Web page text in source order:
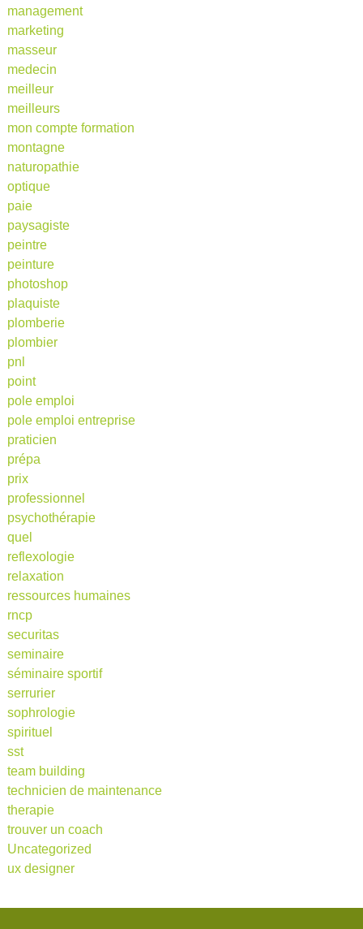
management
marketing
masseur
medecin
meilleur
meilleurs
mon compte formation
montagne
naturopathie
optique
paie
paysagiste
peintre
peinture
photoshop
plaquiste
plomberie
plombier
pnl
point
pole emploi
pole emploi entreprise
praticien
prépa
prix
professionnel
psychothérapie
quel
reflexologie
relaxation
ressources humaines
rncp
securitas
seminaire
séminaire sportif
serrurier
sophrologie
spirituel
sst
team building
technicien de maintenance
therapie
trouver un coach
Uncategorized
ux designer